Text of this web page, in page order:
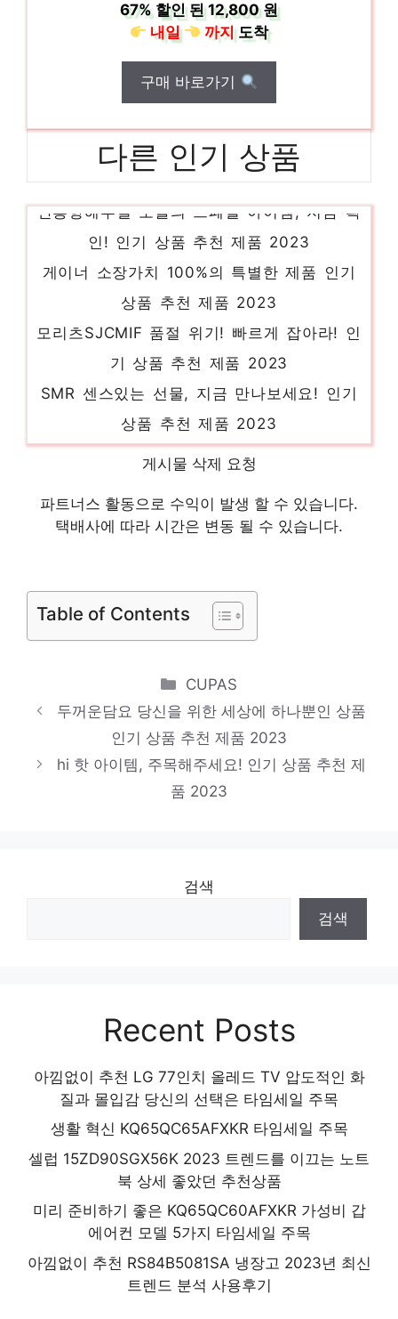
67%할인 된12,800 원
내일
까지도착
구매 바로가기
다른 인기 상품
안흥항해루질 오늘의 스페셜 아이템, 지금 확
인! 인기 상품 추천 제품 2023
게이너 소장가치 100%의 특별한 제품 인기
상품 추천 제품 2023
모리츠SJCMIF 품절 위기! 빠르게 잡아라! 인
기 상품 추천 제품 2023
SMR 센스있는 선물, 지금 만나보세요! 인기
상품 추천 제품 2023
CJ제일제당햇반매일잡곡밥g 화려한 스타일,
지금 경험하세요! 인기 상품 추천 제품 2023
유아가슴장화 센스있는 선물, 지금 만나보세
요! 인기 상품 추천 제품 2023
을 위해 인기 상품 추천 제품 2023
게시물 삭제 요청
파트너스 활동으로 수익이 발생 할 수 있습니다.
택배사에 따라 시간은 변동 될 수 있습니다.
Table of Contents
Categories
CUPAS
두꺼운담요 당신을 위한 세상에 하나뿐인 상품
인기 상품 추천 제품 2023
hi 핫 아이템, 주목해주세요! 인기 상품 추천 제
품 2023
검색
검색
Recent Posts
아낌없이 추천 LG 77인치 올레드 TV 압도적인 화
질과 몰입감 당신의 선택은 타임세일 주목
생활 혁신 KQ65QC65AFXKR 타임세일 주목
셀럽 15ZD90SGX56K 2023 트렌드를 이끄는 노트
북 상세 좋았던 추천상품
미리 준비하기 좋은 KQ65QC60AFXKR 가성비 갑
에어컨 모델 5가지 타임세일 주목
아낌없이 추천 RS84B5081SA 냉장고 2023년 최신
트렌드 분석 사용후기